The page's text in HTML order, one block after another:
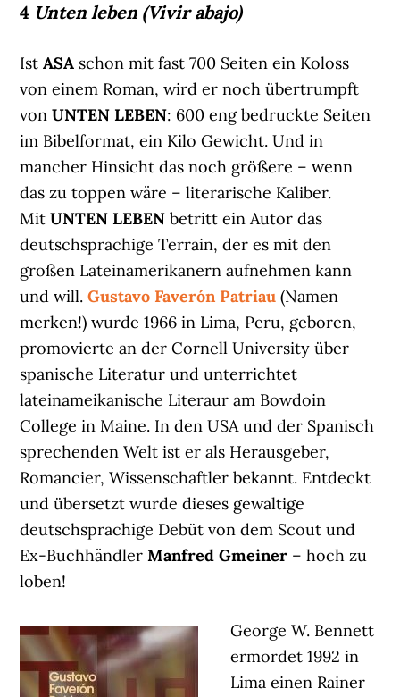
4 Unten leben (Vivir abajo)
IstASA schon mit fast 700 Seiten ein Koloss
von einem Roman, wird er noch übertrumpft
vonUNTEN LEBEN: 600 eng bedruckte Seiten
im Bibelformat, ein Kilo Gewicht. Und in
mancher Hinsicht das noch größere – wenn
das zu toppen wäre – literarische Kaliber.
MitUNTEN LEBENbetritt ein Autor das
deutschsprachige Terrain, der es mit den
großen Lateinamerikanern aufnehmen kann
und will.Gustavo Faverón Patriau (Namen
merken!) wurde 1966 in Lima, Peru, geboren,
promovierte an der Cornell University über
spanische Literatur und unterrichtet
lateinameikanische Literaur am Bowdoin
College in Maine. In den USA und der Spanisch
sprechenden Welt ist er als Herausgeber,
Romancier, Wissenschaftler bekannt. Entdeckt
und übersetzt wurde dieses gewaltige
deutschsprachige Debüt von dem Scout und
Ex-BuchhändlerManfred Gmeiner – hoch zu
loben!
George W. Bennett
ermordet 1992 in
Lima einen Rainer